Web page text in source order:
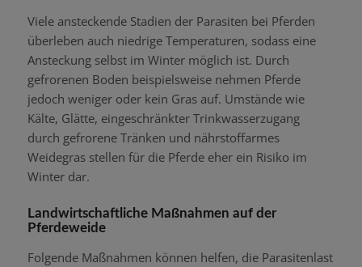
Viele ansteckende Stadien der Parasiten bei Pferden
überleben auch niedrige Temperaturen, sodass eine
Ansteckung selbst im Winter möglich ist. Durch
gefrorenen Boden beispielsweise nehmen Pferde
jedoch weniger oder kein Gras auf. Umstände wie
Kälte, Glätte, eingeschränkter Trinkwasserzugang
durch gefrorene Tränken und nährstoffarmes
Weidegras stellen für die Pferde eher ein Risiko im
Winter dar.
Landwirtschaftliche Maßnahmen auf der
Pferdeweide
Folgende Maßnahmen können helfen, die Parasitenlast